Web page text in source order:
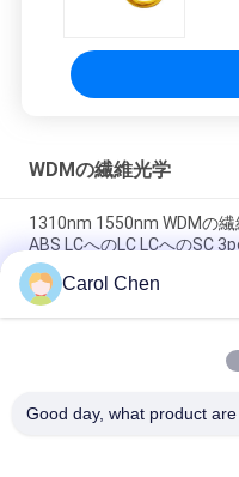
WDMの繊維光学
1310nm 1550nm WDMの
ABS LCへのLC LCへのSC
Cir 3P 55 LCU ABS WDMの
1550nmのCirculator装置
鋼鉄管1x2 CWDM 1620nm
Carol Chen
Good day, what product